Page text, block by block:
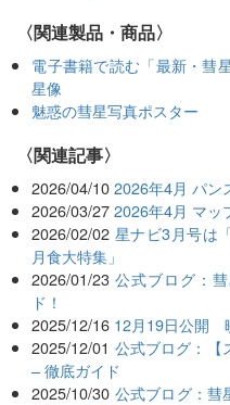
〈関連製品・商品〉
電子書籍で読む「最新・彗
星像
魅惑の彗星写真ポスター
関連記事
2026/04/10 2026年4月 パン
2026/03/27 2026年4月 マッ
2026/02/02 星ナビ3月号は
月食大特集」
2026/01/23 公式ブログ：
ド！
2025/12/16 12月19日公開
2025/12/01 公式ブログ：【
– 徹底ガイド
2025/10/30 公式ブログ：